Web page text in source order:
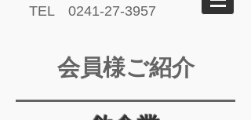
TEL0241-27-3957
会員様ご紹介